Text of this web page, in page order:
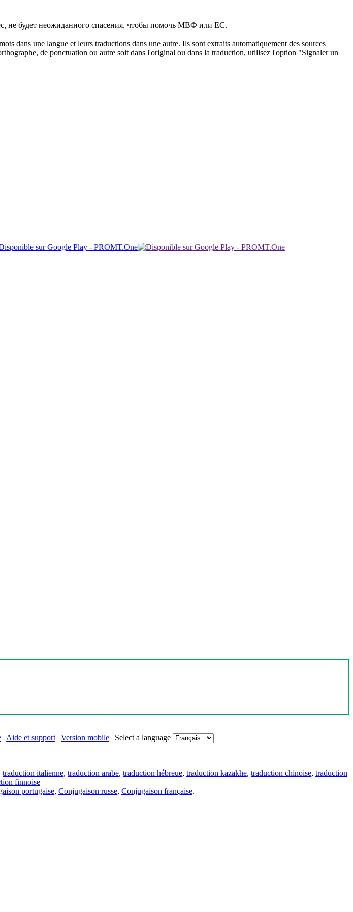
не будет неожиданного спасения, чтобы помочь МВФ или ЕС.
dans une langue et leurs traductions dans une autre. Ils sont extraits automatiquement des sources
de ponctuation ou autre soit dans l'original ou dans la traduction, utilisez l'option "Signaler un
| Aide et support| Version mobile | Select a language
traduction italienne, traduction arabe, traduction hébreue, traduction kazakhe, traduction chinoise, traduction
finnoise
portugaise, Conjugaison russe, Conjugaison française.